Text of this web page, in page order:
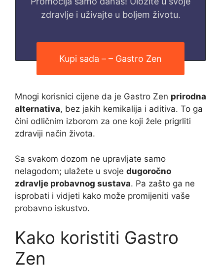
zdravlje i uživajte u boljem životu.
Kupi sada – – Gastro Zen
Mnogi korisnici cijene da je Gastro Zen prirodna
alternativa, bez jakih kemikalija i aditiva. To ga
čini odličnim izborom za one koji žele prigrliti
zdraviji način života.
Sa svakom dozom ne upravljate samo
nelagodom; ulažete u svoje dugoročno
zdravlje probavnog sustava. Pa zašto ga ne
isprobati i vidjeti kako može promijeniti vaše
probavno iskustvo.
Kako koristiti Gastro
Zen